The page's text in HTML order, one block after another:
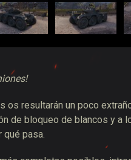
os resultarán un poco
de bloqueo de blancos y a
qué pasa.